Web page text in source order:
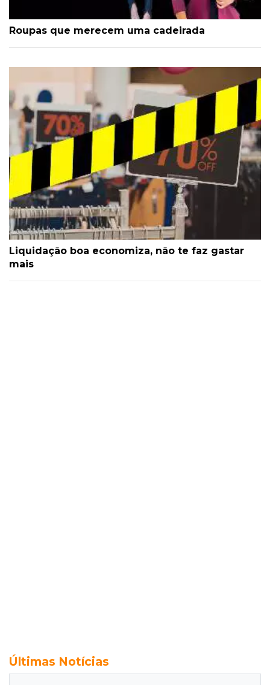
Roupas que merecem uma cadeirada
Liquidação boa economiza, não te faz gastar
mais
Últimas Notícias